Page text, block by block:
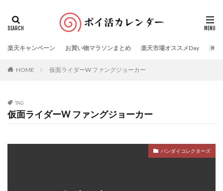
楽天キャンペーン お買い物マラソンまとめ 楽天市場オススメDay 楽天
HOME 仮面ライダーW ファングジョーカー
TAG
仮面ライダーW ファングジョーカー
バンダイコレクターズ